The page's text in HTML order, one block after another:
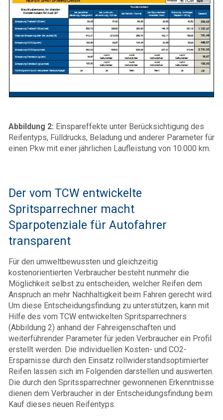
Abbildung 2: Einspareffekte unter Berücksichtigung des
Reifentyps, Fülldrucks, Beladung und anderer Parameter für
einen Pkw mit einer jährlichen Laufleistung von 10.000 km.
Der vom TCW entwickelte
Spritsparrechner macht
Sparpotenziale für Autofahrer
transparent
Für den umweltbewussten und gleichzeitig
kostenorientierten Verbraucher besteht nunmehr die
Möglichkeit selbst zu entscheiden, welcher Reifen dem
Anspruch an mehr Nachhaltigkeit beim Fahren gerecht wird.
Um diese Entscheidungsfindung zu unterstützen, kann mit
Hilfe des vom TCW entwickelten Spritsparrechners
(Abbildung 2) anhand der Fahreigenschaften und
weiterführender Parameter für jeden Verbraucher ein Profil
erstellt werden. Die individuellen Kosten- und CO2-
Ersparnisse durch den Einsatz rollwiderstandsoptimierter
Reifen lassen sich im Folgenden darstellen und auswerten.
Die durch den Spritssparrechner gewonnenen Erkenntnisse
dienen dem Verbraucher in der Entscheidungsfindung beim
Kauf dieses neuen Reifentyps.